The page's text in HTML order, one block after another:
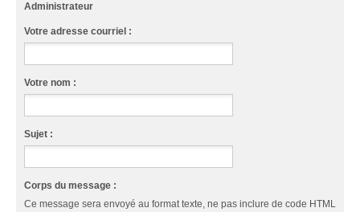
Administrateur
Votre adresse courriel :
Votre nom :
Sujet :
Corps du message :
Ce message sera envoyé au format texte, ne pas inclure de code HTML